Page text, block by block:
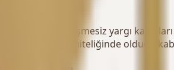
gereğince çekişmesiz yargı
kesin hüküm niteliğinde olduğu